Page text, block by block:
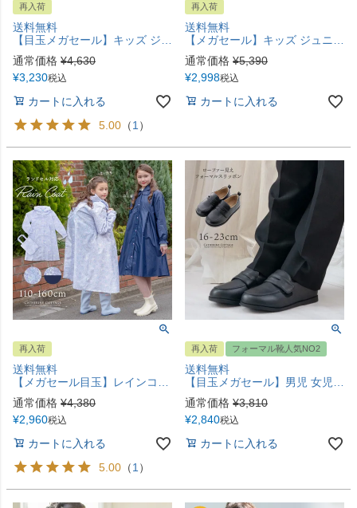
再入荷
送料無料
【目玉メガセール】キッズ ジュニア 女の子 オフショルリボンスイムウェア セパレート おしゃれ かわいい 2ピース ギンガムチェック柄 小花柄 水着 女子 小学生 中学生 TAK
通常価格 ¥4,630
¥3,230税込
カートに入れる
5.00 （1 ）
再入荷
送料無料
【メガセール】キッズ ジュニア スクール水着 ラッシュガード セパレートスイムウェア 女の子 小学生 中学生 無地 ネイビー TAK
通常価格 ¥5,390
¥2,998税込
カートに入れる
再入荷
送料無料
【メガセール目玉】レインコート ランドセル対応TAK
通常価格 ¥4,380
¥2,960税込
カートに入れる
5.00 （1 ）
再入荷 フォーマル靴人気NO2
送料無料
【目玉メガセール】男児 女児 フォーマルシューズスリッポンTAK 子供フォーマルシューズ男の子［靴］［フォーマル］［シューズ］女の子 キッズ 入学式 卒業式 TAK
通常価格 ¥3,810
¥2,840税込
カートに入れる